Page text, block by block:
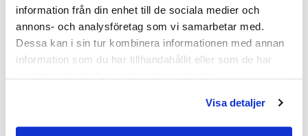
information från din enhet till de sociala medier och
annons- och analysföretag som vi samarbetar med.
Dessa kan i sin tur kombinera informationen med annan
information som du har tillhandahållit eller som de har
Visa detaljer
Mer om Tribute 9031
HÅG Tribute 9031 är en ergonomisk kontorsstol
justerbart svankstöd och huvudstöd samt flera